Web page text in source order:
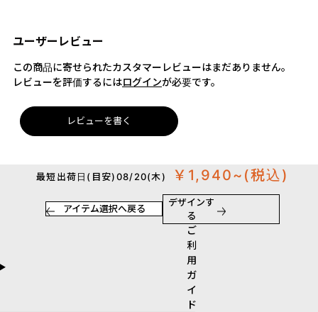
ユーザーレビュー
この商品に寄せられたカスタマーレビューはまだありません。
レビューを評価するにはログインが必要です。
レビューを書く
最短出荷日(目安)08/20(木) ￥1,940~ (税込)
アイテム選択へ戻る
デザインす
る
ご
利
用
ガ
イ
ド